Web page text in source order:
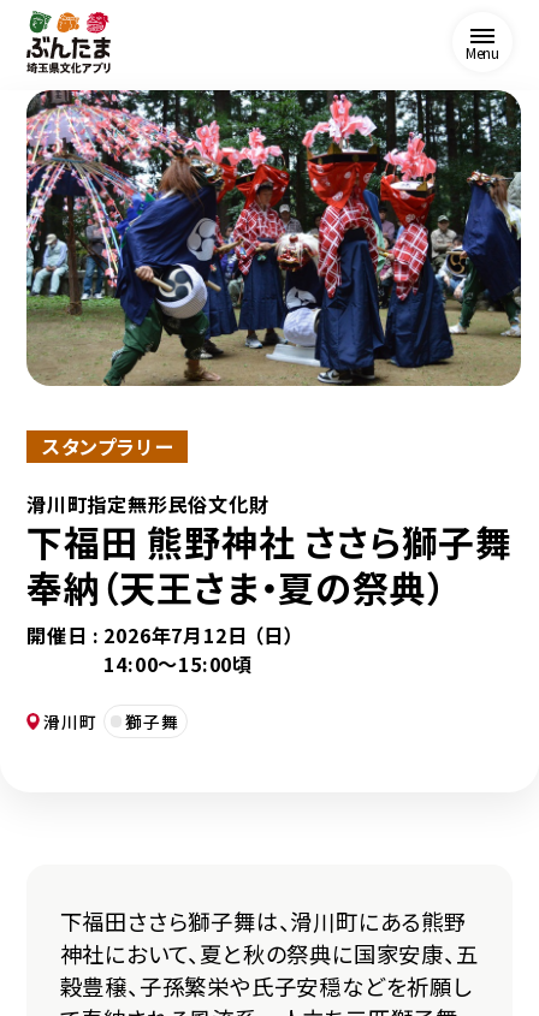
Menu
スタンプラリー
滑川町指定無形民俗文化財
下福田 熊野神社 ささら獅子舞
奉納（天王さま・夏の祭典）
開催日 : 2026年7月12日 （日）
14:00～15:00頃
滑川町 獅子舞
下福田ささら獅子舞は、滑川町にある熊野
神社において、夏と秋の祭典に国家安康、五
穀豊穣、子孫繁栄や氏子安穏などを祈願し